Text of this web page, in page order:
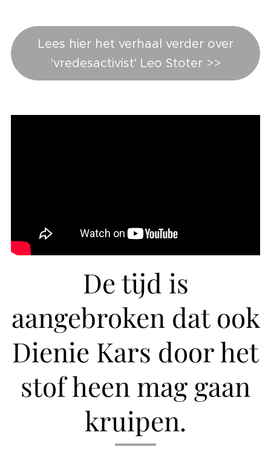
Lees hier het verhaal verder over
'vredesactivist' Leo Stoter >>
De tijd is
aangebroken dat ook
Dienie Kars door het
stof heen mag gaan
kruipen.